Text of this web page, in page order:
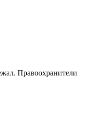
Правоохранители